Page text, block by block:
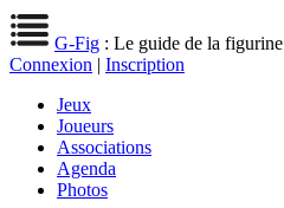
G-Fig : Le guide de la figurine
Connexion | Inscription
Jeux
Joueurs
Associations
Agenda
Photos